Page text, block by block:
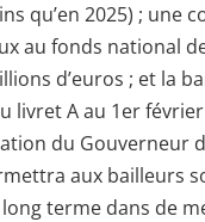
qu’en 2025) ; une
au fonds national
d’euros ; et la
livret A au 1er
du Gouverneur
aux bailleurs
terme dans de